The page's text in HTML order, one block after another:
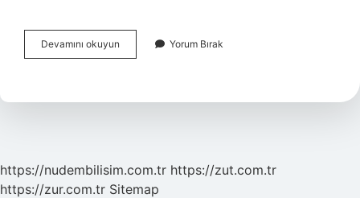
Devamını okuyun
Çınlamak
Gelir
Yorum Bırak
https://nudembilisim.com.tr https://zut.com.tr
https://zur.com.tr Sitemap